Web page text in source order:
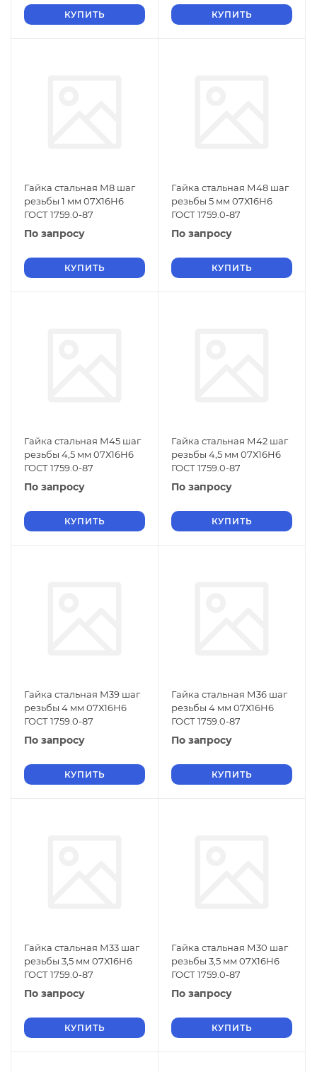
КУПИТЬ КУПИТЬ
Гайка стальная М8 шаг
резьбы 1 мм 07Х16Н6
ГОСТ 1759.0-87
По запросу
КУПИТЬ
Гайка стальная М48 шаг
резьбы 5 мм 07Х16Н6
ГОСТ 1759.0-87
По запросу
КУПИТЬ
Гайка стальная М45 шаг
резьбы 4,5 мм 07Х16Н6
ГОСТ 1759.0-87
По запросу
КУПИТЬ
Гайка стальная М42 шаг
резьбы 4,5 мм 07Х16Н6
ГОСТ 1759.0-87
По запросу
КУПИТЬ
Гайка стальная М39 шаг
резьбы 4 мм 07Х16Н6
ГОСТ 1759.0-87
По запросу
КУПИТЬ
Гайка стальная М36 шаг
резьбы 4 мм 07Х16Н6
ГОСТ 1759.0-87
По запросу
КУПИТЬ
Гайка стальная М33 шаг
резьбы 3,5 мм 07Х16Н6
ГОСТ 1759.0-87
По запросу
КУПИТЬ
Гайка стальная М30 шаг
резьбы 3,5 мм 07Х16Н6
ГОСТ 1759.0-87
По запросу
КУПИТЬ